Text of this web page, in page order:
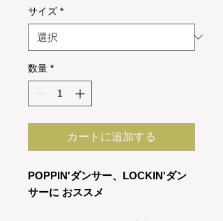
サイズ *
数量 *
カートに追加する
POPPIN'ダンサー、LOCKIN'ダン
サーに おススメ